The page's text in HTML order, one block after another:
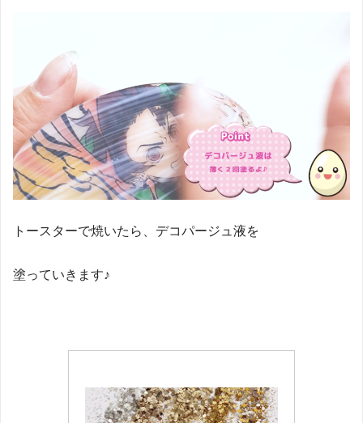
トースターで焼いたら、デコパージュ液を
塗っていきます♪